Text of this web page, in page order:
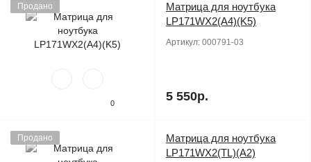
Продано
0
Матрица для ноутбука
LP171WX2(A4)(K5)
Артикул: 000791-03
5 550р.
Продано
Матрица для ноутбука
LP171WX2(TL)(A2)